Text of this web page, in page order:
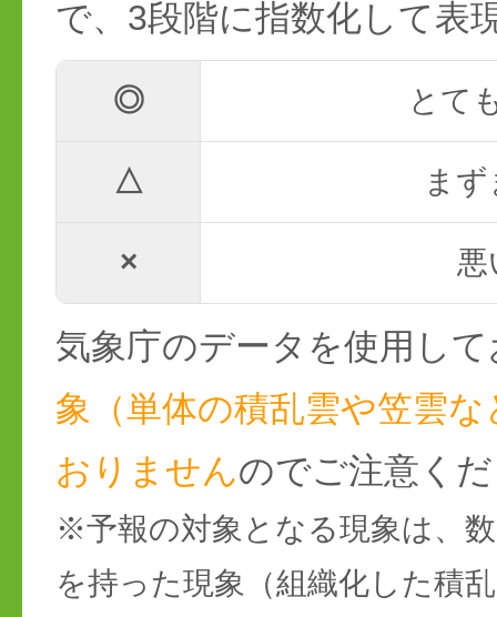
で、3段階に指数化して表
◎ とて
△ ま
× 悪
気象庁のデータを使用し
象（単体の積乱雲や笠雲
おりませんのでご注意く
※予報の対象となる現象は、
を持った現象（組織化した積